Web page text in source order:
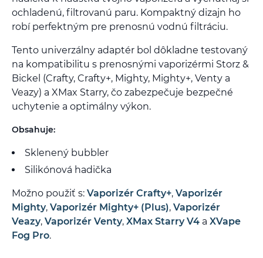
ochladenú, filtrovanú paru. Kompaktný dizajn ho
robí perfektným pre prenosnú vodnú filtráciu.
Tento univerzálny adaptér bol dôkladne testovaný
na kompatibilitu s prenosnými vaporizérmi Storz &
Bickel (Crafty, Crafty+, Mighty, Mighty+, Venty a
Veazy) a XMax Starry, čo zabezpečuje bezpečné
uchytenie a optimálny výkon.
Obsahuje:
Sklenený bubbler
Silikónová hadička
Možno použiť s: Vaporizér Crafty+, Vaporizér
Mighty, Vaporizér Mighty+ (Plus), Vaporizér
Veazy, Vaporizér Venty, XMax Starry V4 a XVape
Fog Pro.